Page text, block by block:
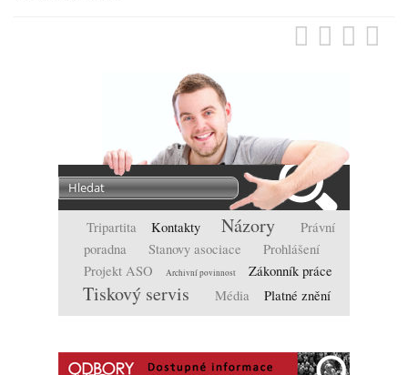
Tripartita Kontakty Názory
Právní
poradna
Stanovy asociace
Prohlášení
Projekt ASO
Archivní povinnost Zákonník práce
Tiskový servis Média Platné znění